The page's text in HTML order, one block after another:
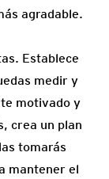
agradable.
Establece
medir y
motivado y
crea un plan
tomarás
mantener el